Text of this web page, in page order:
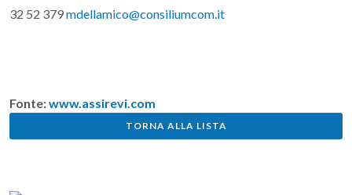
32 52 379mdellamico@consiliumcom.it
Fonte:www.assirevi.com
TORNA ALLA LISTA